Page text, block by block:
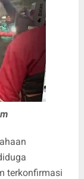
terkonfirmasi